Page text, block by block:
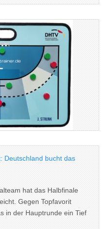
Deutschland bucht das
hat das Halbfinale
Gegen Topfavorit
in der Hauptrunde ein Tief